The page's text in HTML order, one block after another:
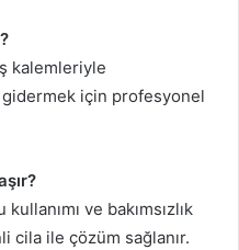
kalemleriyle
için profesyonel
ve bakımsızlık
cila ile çözüm sağlanır.